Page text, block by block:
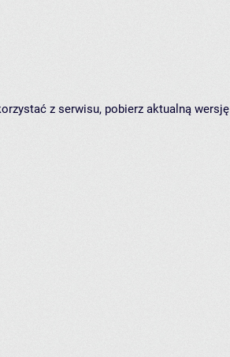
z serwisu, pobierz aktualną wersję